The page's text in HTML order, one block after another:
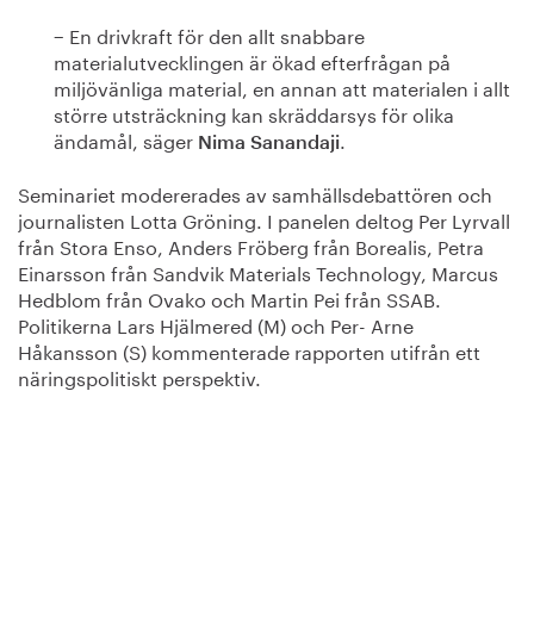
− En drivkraft för den allt snabbare
materialutvecklingen är ökad efterfrågan på
miljövänliga material, en annan att materialen i allt
större utsträckning kan skräddarsys för olika
ändamål, säger Nima Sanandaji.
Seminariet modererades av samhällsdebattören och
journalisten Lotta Gröning. I panelen deltog Per Lyrvall
från Stora Enso, Anders Fröberg från Borealis, Petra
Einarsson från Sandvik Materials Technology, Marcus
Hedblom från Ovako och Martin Pei från SSAB.
Politikerna Lars Hjälmered (M) och Per- Arne
Håkansson (S) kommenterade rapporten utifrån ett
näringspolitiskt perspektiv.